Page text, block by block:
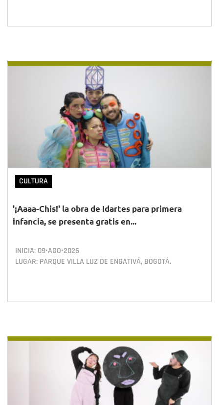
CULTURA
'¡Aaaa-Chis!' la obra de Idartes para primera
infancia, se presenta gratis en...
INICIA: 09•AGO•2026
LUGAR: PARQUE VILLA LUZ DE ENGATIVÁ, BOGOTÁ.